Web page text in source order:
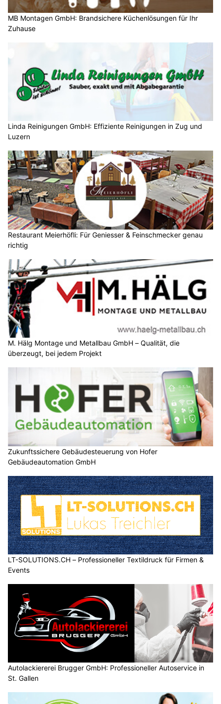
MB Montagen GmbH: Brandsichere Küchenlösungen für Ihr
Zuhause
Linda Reinigungen GmbH: Effiziente Reinigungen in Zug und
Luzern
Restaurant Meierhöfli: Für Geniesser & Feinschmecker genau
richtig
M. Hälg Montage und Metallbau GmbH – Qualität, die
überzeugt, bei jedem Projekt
Zukunftssichere Gebäudesteuerung von Hofer
Gebäudeautomation GmbH
LT-SOLUTIONS.CH – Professioneller Textildruck für Firmen &
Events
Autolackiererei Brugger GmbH: Professioneller Autoservice in
St. Gallen